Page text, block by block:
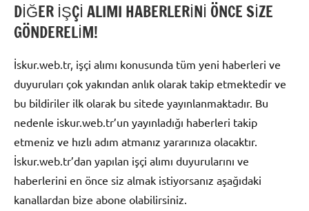
DİĞER İŞÇİ ALIMI HABERLERİNİ ÖNCE SİZE
GÖNDERELİM!
İskur.web.tr, işçi alımı konusunda tüm yeni haberleri ve
duyuruları çok yakından anlık olarak takip etmektedir ve
bu bildiriler ilk olarak bu sitede yayınlanmaktadır. Bu
nedenle iskur.web.tr’un yayınladığı haberleri takip
etmeniz ve hızlı adım atmanız yararınıza olacaktır.
İskur.web.tr’dan yapılan işçi alımı duyurularını ve
haberlerini en önce siz almak istiyorsanız aşağıdaki
kanallardan bize abone olabilirsiniz.